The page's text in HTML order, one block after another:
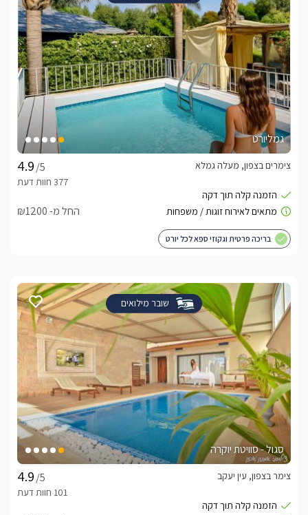
גמליורט
/5
צימרים בצפון, מעלה גמלא
החל מ- ₪1200
בריכה פרטית וגקוזי ספא לכל יורט
שובר מילואים
סגול - סוויטת יוקרה
/5
צימר בצפון, עין יעקב